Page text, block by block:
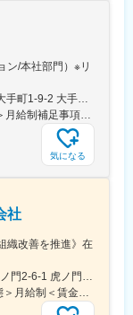
作成・契約ドキュ
テーションスキル
ド感あふれるダイナ
業のような階層的
をはじめとした経
サービスを動かし
ン/本社部門）※リ
気になる
社
織改善を推進》在